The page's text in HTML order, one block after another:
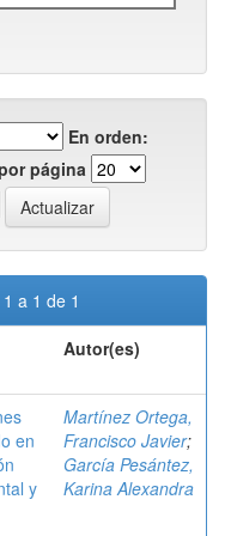
En orden:
página
a 1 de 1
Autor(es)
en
y
Martínez Ortega,
Francisco Javier;
García Pesántez,
Karina Alexandra